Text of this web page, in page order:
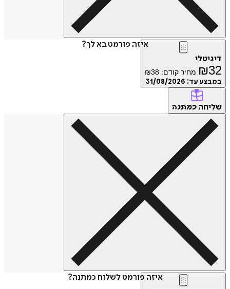
איזה פורמט בא לך?
דיגיטלי
₪32 מחיר קודם: ₪38
במבצע עד: 31/08/2026
שליחה כמתנה
איזה פורמט לשלוח כמתנה?